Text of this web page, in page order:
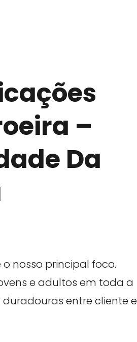
–
Da
nosso principal foco.
e adultos em toda a
entre cliente e